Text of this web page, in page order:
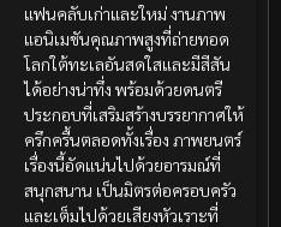
แฟนคลับเก่าและใหม่ งานภาพ
แอนิเมชันคุณภาพสูงที่ถ่ายทอด
โลกใต้ทะเลอันสดใสและมีสีสัน
ได้อย่างน่าทึ่ง พร้อมด้วยดนตรี
ประกอบที่เสริมสร้างบรรยากาศให้
ครึกครื้นตลอดทั้งเรื่อง ภาพยนตร์
เรื่องนี้อัดแน่นไปด้วยอารมณ์ที่
สนุกสนาน เป็นมิตรต่อครอบครัว
และเต็มไปด้วยเสียงหัวเราะที่